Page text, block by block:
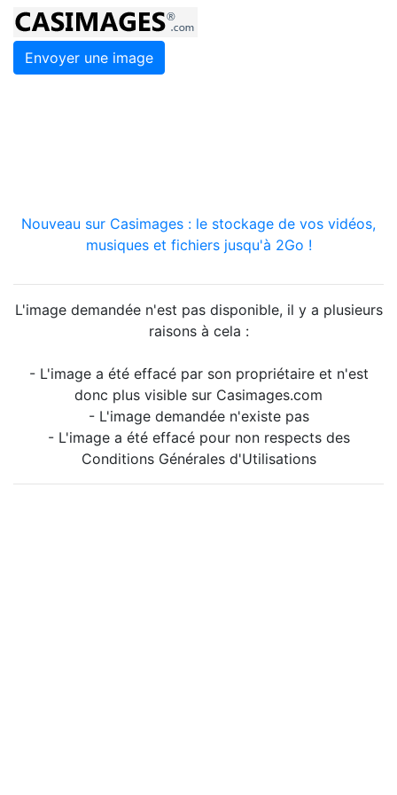
Envoyer une image
Nouveau sur Casimages : le stockage de vos vidéos,
musiques et fichiers jusqu'à 2Go !
L'image demandée n'est pas disponible, il y a plusieurs
raisons à cela :
- L'image a été effacé par son propriétaire et n'est
donc plus visible sur Casimages.com
- L'image demandée n'existe pas
- L'image a été effacé pour non respects des
Conditions Générales d'Utilisations